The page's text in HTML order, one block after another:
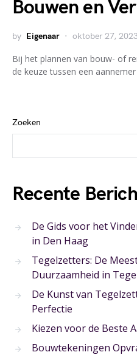
Bouwen en
by Eigenaar oktober 27, 2023
Bij het plannen van bouw- of
de keuze tussen een
Zoeken
Recente
De Gids voor het
in Den Haag
Tegelzetters: De
Duurzaamheid in
De Kunst van
Perfectie
Kiezen voor de Beste
Bouwtekeningen